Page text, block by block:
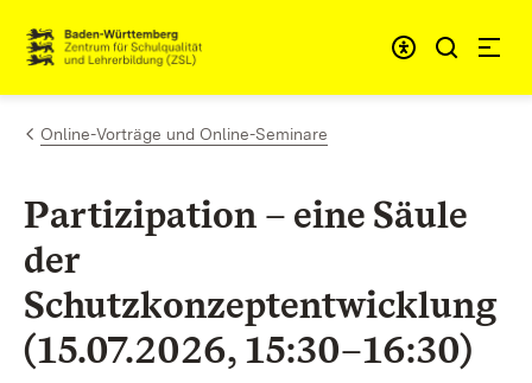
Zum Inhalt springen
Link zur Startseite
Online-Vorträge und Online-Seminare
Partizipation – eine Säule
der
Schutzkonzeptentwicklung
(15.07.2026, 15:30–16:30)